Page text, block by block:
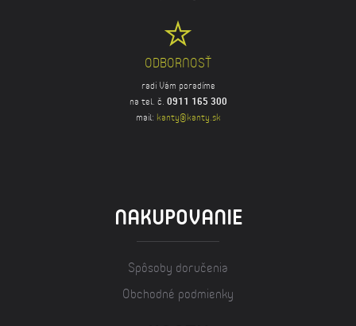
ODBORNOSŤ
radi Vám poradíme
na tel. č. 0911 165 300
mail: kanty@kanty.sk
NAKUPOVANIE
Spôsoby doručenia
Obchodné podmienky